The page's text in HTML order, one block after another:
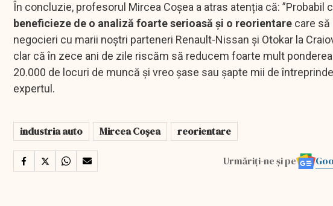
În concluzie, profesorul Mircea Coșea a atras atenția că: ”Probabil
beneficieze de o analiză foarte serioasă și o reorientare care să
negocieri cu marii noștri parteneri Renault-Nissan și Otokar la
clar că în zece ani de zile riscăm să reducem foarte mult
20.000 de locuri de muncă și vreo șase sau șapte mii de
expertul.
industria auto Mircea Coșea reorientare
Urmăriți-ne și pe